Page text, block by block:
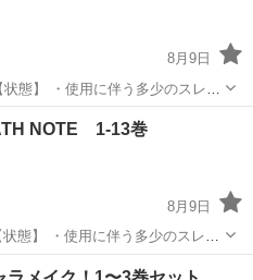
8月9日
ます ・詳細は現地でご確認くだ
了承願います ※中古品のため...
現地
NOTE 1-13巻
8月9日
ます ・詳細は現地でご確認くだ
ク、アニメ 現地